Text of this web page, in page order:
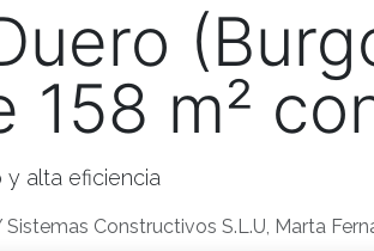
158 m²
alta eficiencia
Sistemas Constructivos S.L.U, Marta